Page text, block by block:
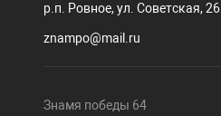
р.п. Ровное, ул. Советская, 26
znampo@mail.ru
Знамя победы 64